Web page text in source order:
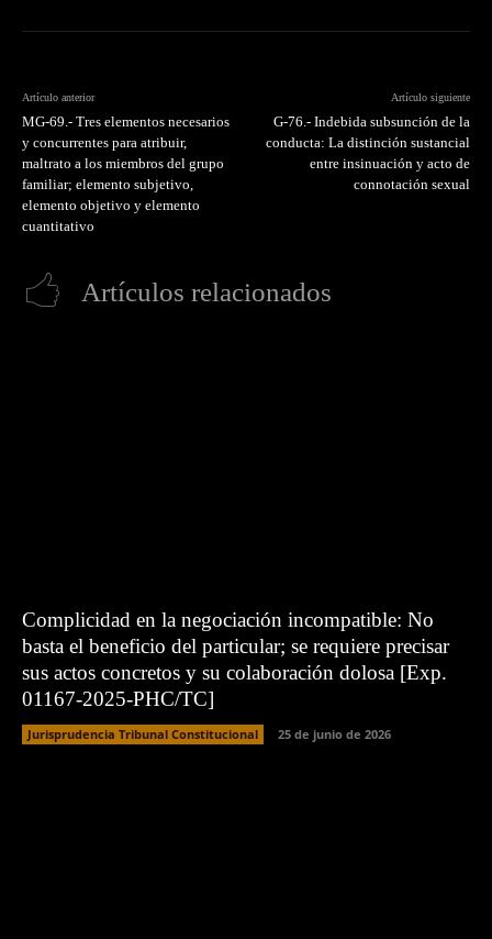
Artículo anterior
MG-69.- Tres elementos necesarios
y concurrentes para atribuir,
maltrato a los miembros del grupo
familiar; elemento subjetivo,
elemento objetivo y elemento
cuantitativo
Artículo siguiente
G-76.- Indebida subsunción de la
conducta: La distinción sustancial
entre insinuación y acto de
connotación sexual
Artículos relacionados
Complicidad en la negociación incompatible: No
basta el beneficio del particular; se requiere precisar
sus actos concretos y su colaboración dolosa [Exp.
01167-2025-PHC/TC]
Jurisprudencia Tribunal Constitucional 25 de junio de 2026